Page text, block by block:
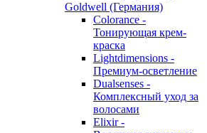
Goldwell (Германия)
Colorance -
Тонирующая крем-
краска
Lightdimensions -
Премиум-осветление
Dualsenses -
Комплексный уход за
волосами
Elixir -